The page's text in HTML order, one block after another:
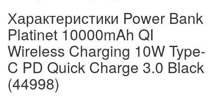
Характеристики Power Bank
Platinet 10000mAh QI
Wireless Charging 10W Type-
C PD Quick Charge 3.0 Black
(44998)